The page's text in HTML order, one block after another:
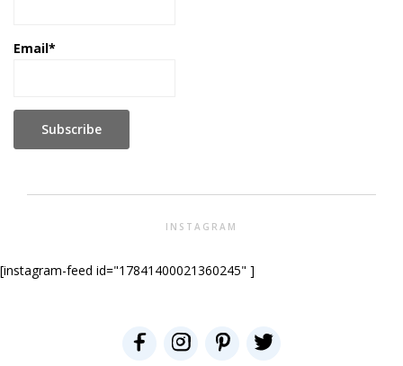
Email*
INSTAGRAM
[instagram-feed id="17841400021360245" ]